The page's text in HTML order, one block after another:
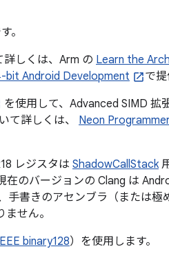
。
しくは、Arm の Learn the
bit Android Development
で提
を使用して、Advanced SIMD 拡
て詳しくは、 Neon
レジスタは ShadowCallStack
のバージョンの Clang は
手書きのアセンブラ（または極
せん。
binary128）を使用します。